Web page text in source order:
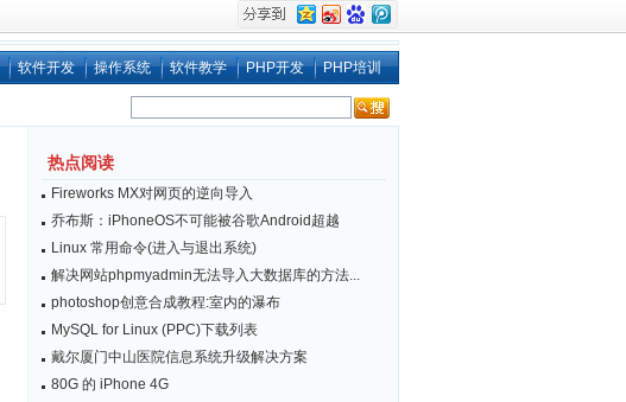
软件开发 操作系统 软件教学 PHP开发 PHP培训
热点阅读
Fireworks MX对网页的逆向导入
乔布斯：iPhoneOS不可能被谷歌Android超越
Linux 常用命令(进入与退出系统)
解决网站phpmyadmin无法导入大数据库的方法...
photoshop创意合成教程:室内的瀑布
MySQL for Linux (PPC)下载列表
戴尔厦门中山医院信息系统升级解决方案
80G 的 iPhone 4G